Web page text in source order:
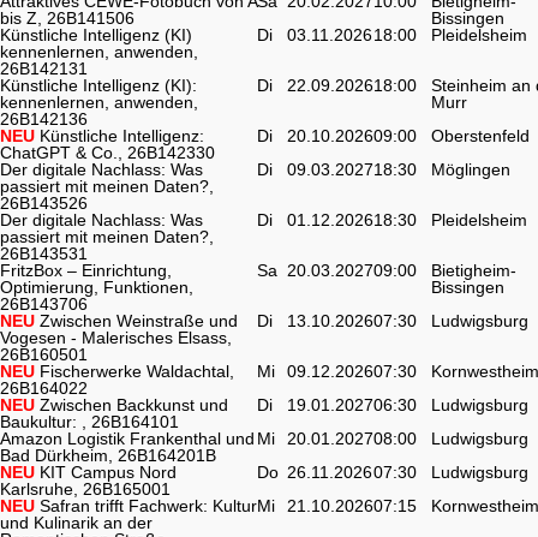
bis Z, 26B141506
Bissingen
Künstliche Intelligenz (KI)
kennenlernen, anwenden,
26B142131
Di 03.11.202618:00 Pleidelsheim
Künstliche Intelligenz (KI):
kennenlernen, anwenden,
26B142136
Di 22.09.202618:00
Steinheim an
Murr
NEU Künstliche Intelligenz:
ChatGPT & Co., 26B142330
Di 20.10.202609:00
Oberstenfeld
Der digitale Nachlass: Was
passiert mit meinen Daten?,
26B143526
Di 09.03.202718:30 Möglingen
Der digitale Nachlass: Was
passiert mit meinen Daten?,
26B143531
Di 01.12.202618:30 Pleidelsheim
FritzBox – Einrichtung,
Optimierung, Funktionen,
26B143706
Sa 20.03.202709:00
Bietigheim-
Bissingen
NEU Zwischen Weinstraße und
Vogesen - Malerisches Elsass,
26B160501
Di 13.10.202607:30 Ludwigsburg
NEU Fischerwerke Waldachtal,
26B164022
Mi 09.12.202607:30
Kornwestheim
NEU Zwischen Backkunst und
Baukultur: , 26B164101
Di 19.01.202706:30
Ludwigsburg
Amazon Logistik Frankenthal und
Bad Dürkheim, 26B164201B
Mi 20.01.202708:00
Ludwigsburg
NEU KIT Campus Nord
Karlsruhe, 26B165001
Do 26.11.202607:30
Ludwigsburg
NEU Safran trifft Fachwerk: Kultur
und Kulinarik an der
Mi 21.10.202607:15 Kornwestheim